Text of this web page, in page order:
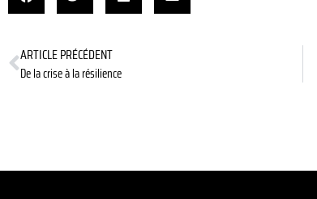
ARTICLE PRÉCÉDENT
De la crise à la résilience